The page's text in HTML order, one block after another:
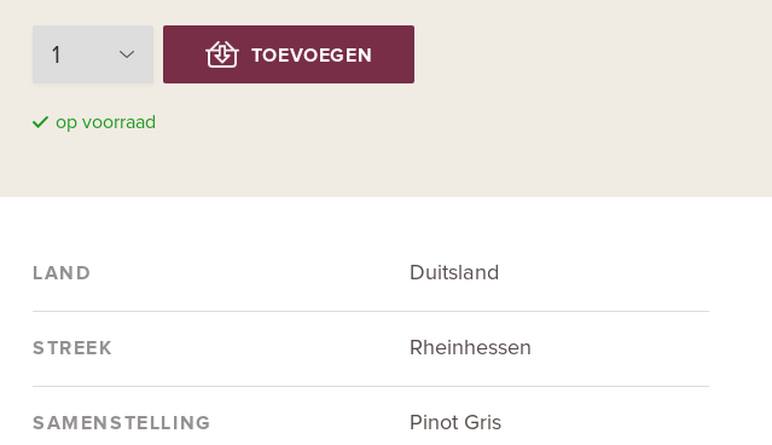
TOEVOEGEN
op voorraad
LAND Duitsland
STREEK Rheinhessen
SAMENSTELLING Pinot Gris